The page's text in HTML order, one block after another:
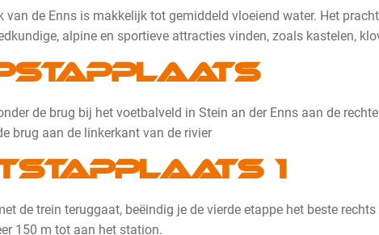
van de Enns is makkelijk tot gemiddeld vloeiend water. Het
alpine en sportieve attracties vinden, zoals kastelen,
de brug bij het voetbalveld in Stein an der Enns aan de
brug aan de linkerkant van de rivier
1
de trein teruggaat, beëindig je de vierde etappe het beste
150 m tot aan het station.